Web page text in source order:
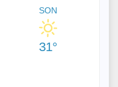
SON
31°